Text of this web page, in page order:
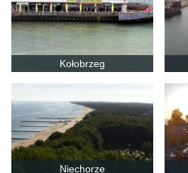
Kołobrzeg
Niechorze